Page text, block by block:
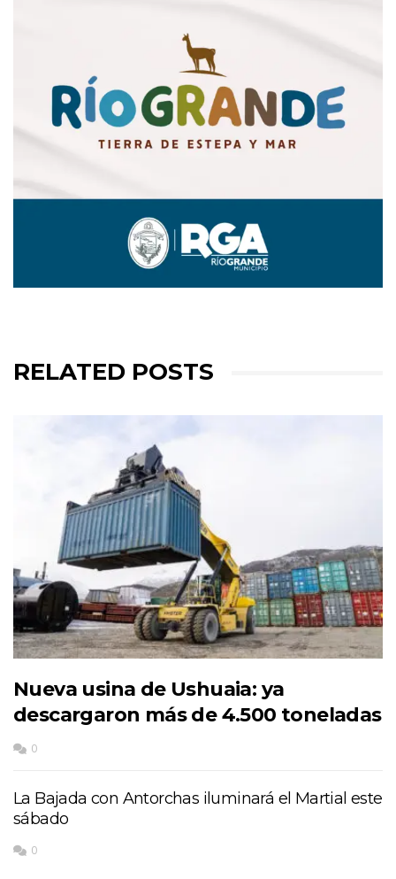
RELATED POSTS
Nueva usina de Ushuaia: ya
descargaron más de 4.500 toneladas
0
La Bajada con Antorchas iluminará el Martial este
sábado
0